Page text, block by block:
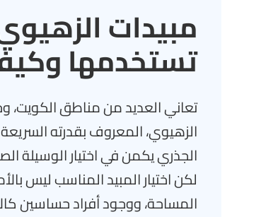
مبيدات
تستخدمها
تعاني العديد من مناطق الكويت،
الزهيوي، المعروف بقدرته
الجذري يكمن في اختيار الوسيلة
لكن اختيار المبيد المناسب ليس
المساحة، ووجود أفراد حساسين